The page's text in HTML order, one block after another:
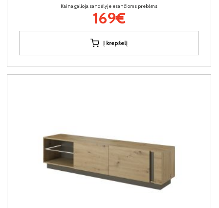
Kaina galioja sandėlyje esančioms prekėms
169€
Į krepšelį